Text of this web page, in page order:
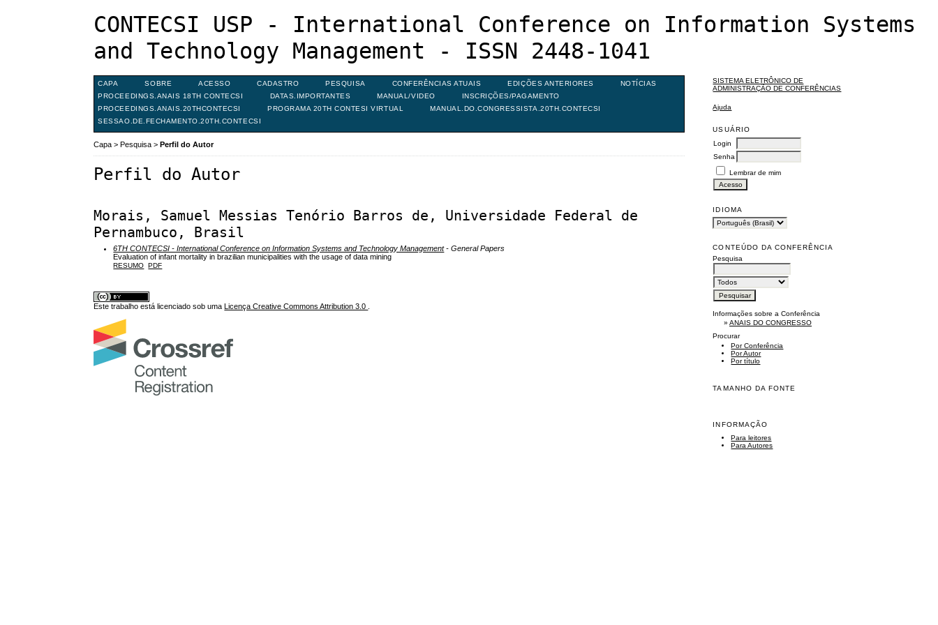
CONTECSI USP - International Conference on Information Systems
and Technology Management - ISSN 2448-1041
SISTEMA ELETRÔNICO DE
ADMINISTRAÇÃO DE CONFERÊNCIAS
Ajuda
USUÁRIO
Login
Senha
Lembrar de mim
IDIOMA
CONTEÚDO DA CONFERÊNCIA
Pesquisa
Informações sobre a Conferência
»ANAIS DO CONGRESSO
Procurar
Por Conferência
Por Autor
Por título
TAMANHO DA FONTE
INFORMAÇÃO
Para leitores
Para Autores
CAPA SOBRE ACESSO CADASTRO PESQUISA CONFERÊNCIAS ATUAIS EDIÇÕES ANTERIORES
NOTÍCIAS
PROCEEDINGS.ANAIS 18TH CONTECSI
DATAS.IMPORTANTES MANUAL/VIDEO
INSCRIÇÕES/PAGAMENTO
PROCEEDINGS.ANAIS.20THCONTECSI
PROGRAMA 20TH CONTESI VIRTUAL
MANUAL.DO.CONGRESSISTA.20TH.CONTECSI
SESSAO.DE.FECHAMENTO.20TH.CONTECSI
Capa >Pesquisa >Perfil do Autor
Perfil do Autor
Morais, Samuel Messias Tenório Barros de, Universidade Federal de
Pernambuco, Brasil
6TH CONTECSI - International Conference on Information Systems and Technology Management- General Papers
Evaluation of infant mortality in brazilian municipalities with the usage of data mining
RESUMO PDF
Este trabalho está licenciado sob uma Licença Creative Commons Attribution 3.0